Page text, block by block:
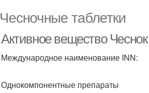
Чесночные таблетки
Активное вещество
Международное наименование INN:
Однокомпонентные препараты